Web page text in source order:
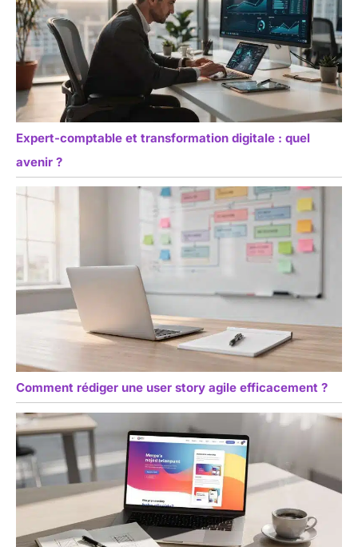
Expert-comptable et transformation digitale : quel
avenir ?
Comment rédiger une user story agile efficacement ?